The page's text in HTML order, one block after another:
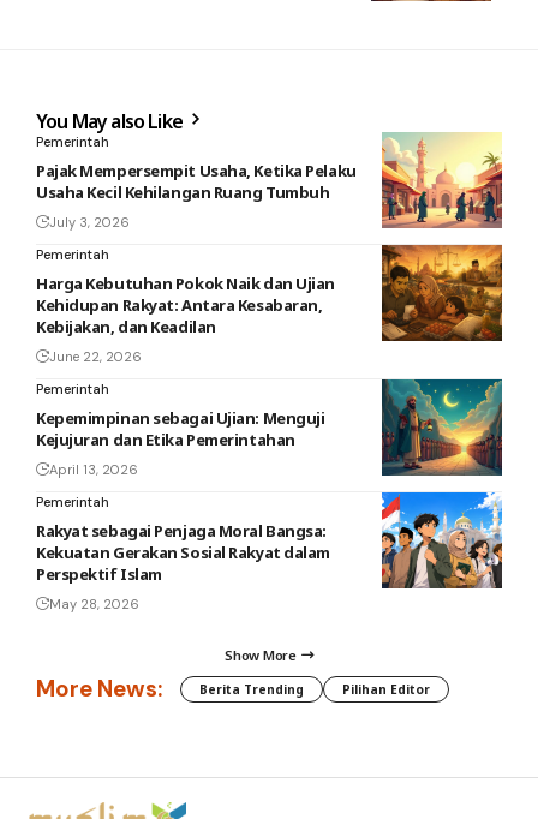
You May also Like
Pemerintah
Pajak Mempersempit Usaha, Ketika Pelaku
Usaha Kecil Kehilangan Ruang Tumbuh
July 3, 2026
Pemerintah
Harga Kebutuhan Pokok Naik dan Ujian
Kehidupan Rakyat: Antara Kesabaran,
Kebijakan, dan Keadilan
June 22, 2026
Pemerintah
Kepemimpinan sebagai Ujian: Menguji
Kejujuran dan Etika Pemerintahan
April 13, 2026
Pemerintah
Rakyat sebagai Penjaga Moral Bangsa:
Kekuatan Gerakan Sosial Rakyat dalam
Perspektif Islam
May 28, 2026
Show More
More News: Berita Trending Pilihan Editor